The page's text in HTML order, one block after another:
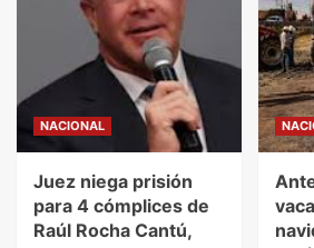
NACIONAL
Juez niega prisión
para 4 cómplices de
Raúl Rocha Cantú,